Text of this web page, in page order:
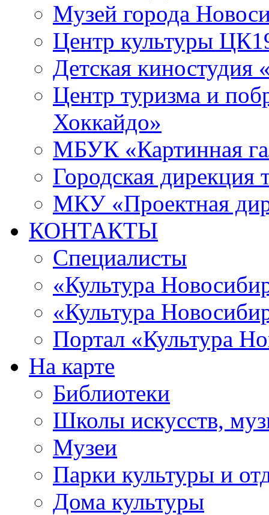
Музей города
Центр культуры
Детская киностудия
Центр туризма и
Хоккайдо»
МБУК «Картинная
Городская дирекция
МКУ «Проектная
КОНТАКТЫ
Специалисты
«Культура
«Культура
Портал «Культура
На карте
Библиотеки
Школы искусств,
Музеи
Парки культуры и
Дома культуры